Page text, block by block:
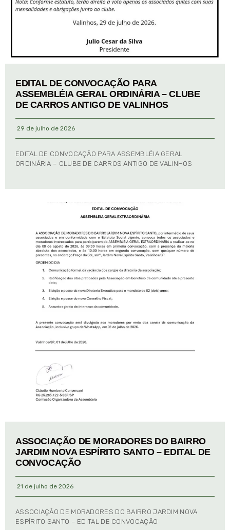
EDITAL DE CONVOCAÇÃO PARA
ASSEMBLÉIA GERAL ORDINÁRIA – CLUBE
DE CARROS ANTIGO DE VALINHOS
29 de julho de 2026
EDITAL DE CONVOCAÇÃO PARA ASSEMBLÉIA GERAL
ORDINÁRIA – CLUBE DE CARROS ANTIGO DE VALINHOS
ASSOCIAÇÃO DE MORADORES DO BAIRRO
JARDIM NOVA ESPÍRITO SANTO – EDITAL DE
CONVOCAÇÃO
21 de julho de 2026
ASSOCIAÇÃO DE MORADORES DO BAIRRO JARDIM NOVA
ESPÍRITO SANTO – EDITAL DE CONVOCAÇÃO